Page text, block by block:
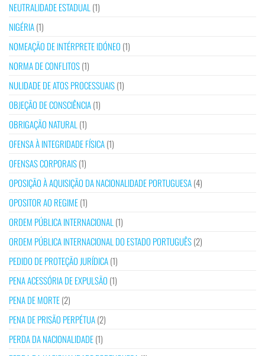
NEUTRALIDADE ESTADUAL (1)
NIGÉRIA(1)
NOMEAÇÃO DE INTÉRPRETE IDÓNEO (1)
NORMA DE CONFLITOS(1)
NULIDADE DE ATOS PROCESSUAIS(1)
OBJEÇÃO DE CONSCIÊNCIA(1)
OBRIGAÇÃO NATURAL (1)
OFENSA À INTEGRIDADE FÍSICA(1)
OFENSAS CORPORAIS(1)
OPOSIÇÃO À AQUISIÇÃO DA NACIONALIDADE PORTUGUESA(4)
OPOSITOR AO REGIME(1)
ORDEM PÚBLICA INTERNACIONAL (1)
ORDEM PÚBLICA INTERNACIONAL DO ESTADO PORTUGUÊS(2)
PEDIDO DE PROTEÇÃO JURÍDICA(1)
PENA ACESSÓRIA DE EXPULSÃO (1)
PENA DE MORTE(2)
PENA DE PRISÃO PERPÉTUA(2)
PERDA DA NACIONALIDADE(1)